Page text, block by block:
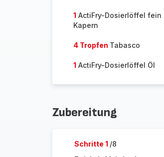
1 ActiFry-Dosierlöffel fein
Kapern
4 Tropfen Tabasco
1 ActiFry-Dosierlöffel Öl
Zubereitung
Schritte 1 /8